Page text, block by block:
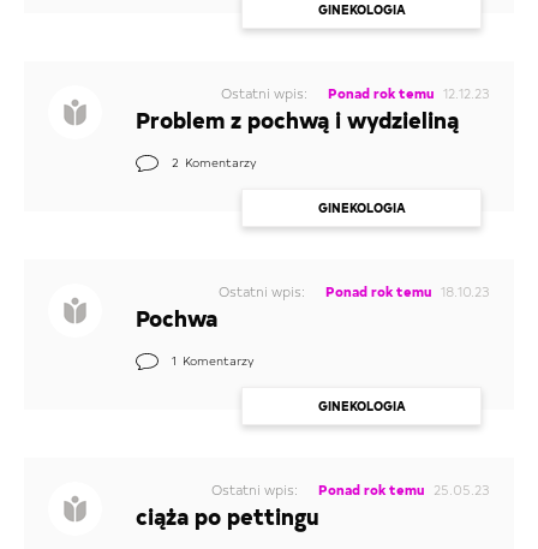
GINEKOLOGIA
Ostatni wpis: Ponad rok temu 12.12.23
Problem z pochwą i wydzieliną
2 Komentarzy
GINEKOLOGIA
Ostatni wpis: Ponad rok temu 18.10.23
Pochwa
1 Komentarzy
GINEKOLOGIA
Ostatni wpis: Ponad rok temu 25.05.23
ciąża po pettingu